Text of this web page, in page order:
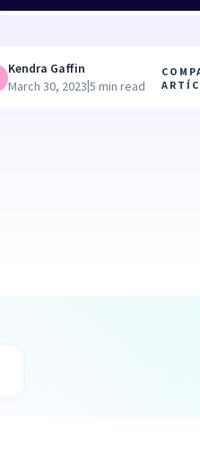
Kendra Gaffin
March 30, 2023|5 min read